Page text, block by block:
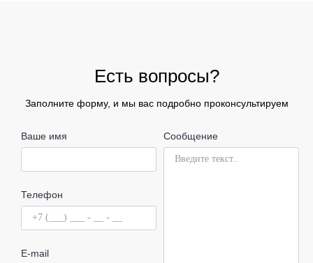
Есть вопросы?
Заполните форму, и мы вас подробно проконсультируем
Ваше имя
Телефон
E-mail
Сообщение